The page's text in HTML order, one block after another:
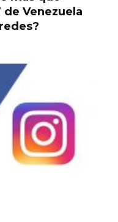
de Venezuela